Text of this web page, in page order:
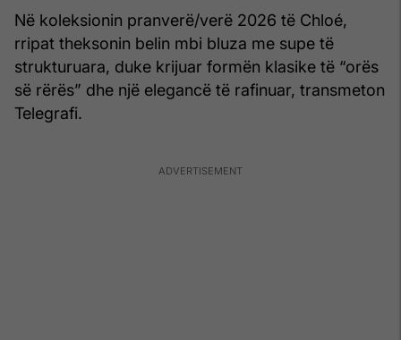
Në koleksionin pranverë/verë 2026 të Chloé,
rripat theksonin belin mbi bluza me supe të
strukturuara, duke krijuar formën klasike të “orës
së rërës” dhe një elegancë të rafinuar, transmeton
Telegrafi.